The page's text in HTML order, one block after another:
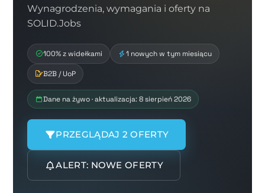
Wynagrodzenia, wymagania i oferty na
SOLID.Jobs
100% z widełkami 1 nowych w tym miesiącu
B2B / UoP
Dane na żywo · aktualizacja: 8 sierpień 2026
PRZEGLĄDAJ 2 OFERTY
ALERT: NOWE OFERTY